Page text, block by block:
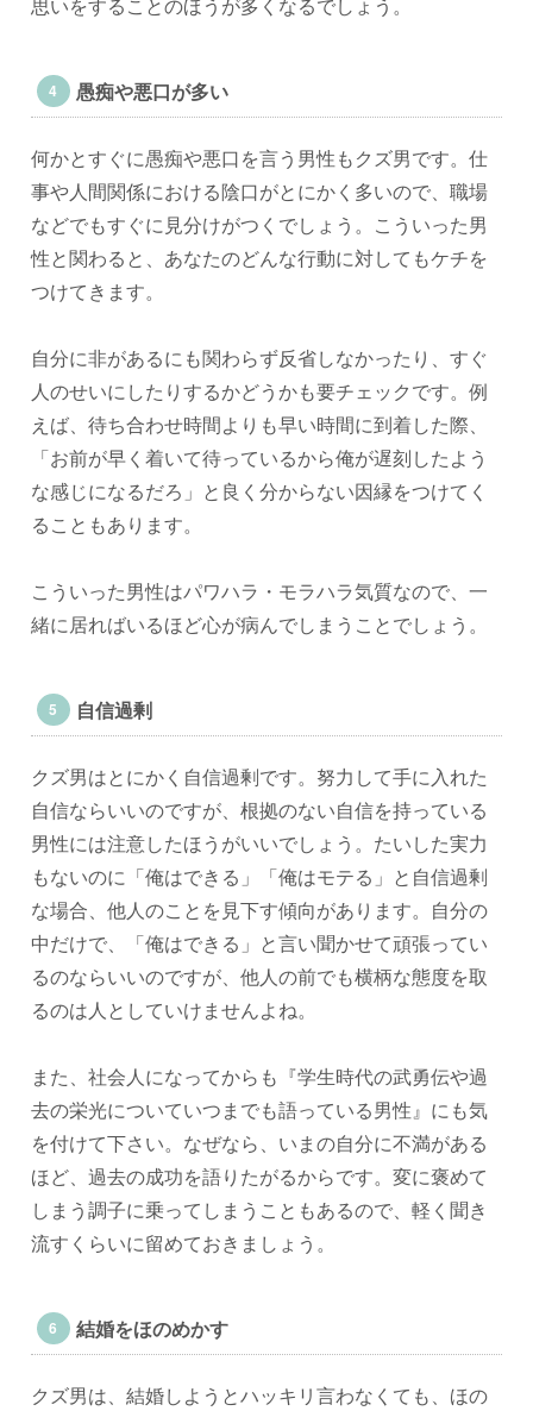
思いをすることのほうが多くなるでしょう。
愚痴や悪口が多い
何かとすぐに愚痴や悪口を言う男性もクズ男です。仕
事や人間関係における陰口がとにかく多いので、職場
などでもすぐに見分けがつくでしょう。こういった男
性と関わると、あなたのどんな行動に対してもケチを
つけてきます。
自分に非があるにも関わらず反省しなかったり、すぐ
人のせいにしたりするかどうかも要チェックです。例
えば、待ち合わせ時間よりも早い時間に到着した際、
「お前が早く着いて待っているから俺が遅刻したよう
な感じになるだろ」と良く分からない因縁をつけてく
ることもあります。
こういった男性はパワハラ・モラハラ気質なので、一
緒に居ればいるほど心が病んでしまうことでしょう。
自信過剰
クズ男はとにかく自信過剰です。努力して手に入れた
自信ならいいのですが、根拠のない自信を持っている
男性には注意したほうがいいでしょう。たいした実力
もないのに「俺はできる」「俺はモテる」と自信過剰
な場合、他人のことを見下す傾向があります。自分の
中だけで、「俺はできる」と言い聞かせて頑張ってい
るのならいいのですが、他人の前でも横柄な態度を取
るのは人としていけませんよね。
また、社会人になってからも『学生時代の武勇伝や過
去の栄光についていつまでも語っている男性』にも気
を付けて下さい。なぜなら、いまの自分に不満がある
ほど、過去の成功を語りたがるからです。変に褒めて
しまう調子に乗ってしまうこともあるので、軽く聞き
流すくらいに留めておきましょう。
結婚をほのめかす
クズ男は、結婚しようとハッキリ言わなくても、ほの